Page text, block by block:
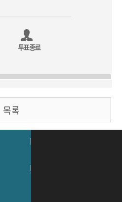
투표종료
목록